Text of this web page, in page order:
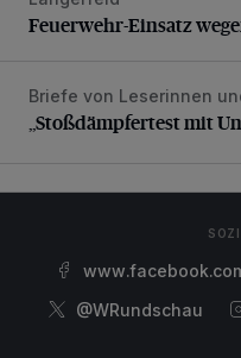
Feuerwehr-Einsatz
„Stoßdämpfertest mit
Briefe von Leserinnen
„Stoßdämpfertest mit
@WRundschau